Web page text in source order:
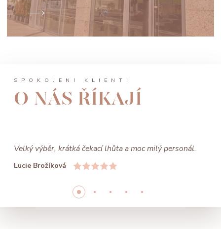
SPOKOJENÍ KLIENTI
O NÁS ŘÍKAJÍ
Velký výběr, krátká čekací lhůta a moc milý personál.
Lucie Brožíková